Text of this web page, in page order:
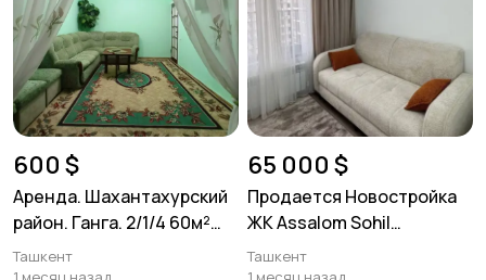
600 $
Аренда. Шахантахурский
район. Ганга. 2/1/4 60м²
Кирпич.
Ташкент
65 000 $
Продается Новостройка
ЖК Assalom Sohil
Яшнабадский район
1/10/16. 30м²
Ташкент